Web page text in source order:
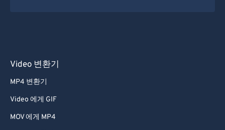
Video 변환기
MP4 변환기
Video 에게 GIF
MOV 에게 MP4